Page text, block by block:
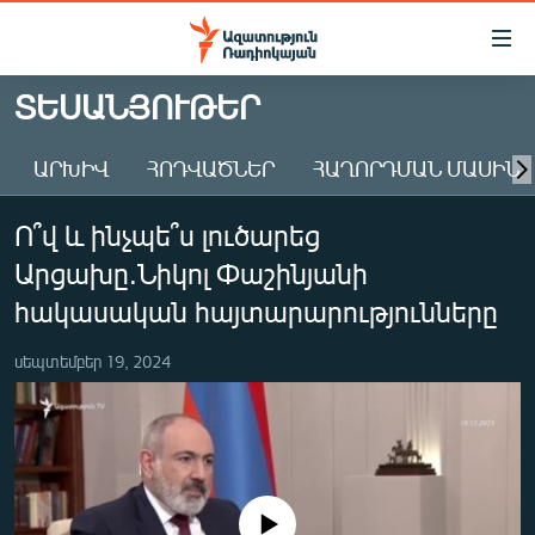
Մատչելիության
Անցնել
հիմնական
Անցնել
հիմնական
մենյուին
Որոնում
ԱԶԱՏՈՒԹՅՈՒՆ TV
ՀԱՅԱՍՏԱՆ
ԸՆՏՐՈՒԹՅՈՒՆՆԵՐ 2026
ԻՐԱՎՈՒՆՔ
ՏՆՏԵՍՈՒԹՅՈՒՆ
ՂԱՐԱԲԱՂ
ՊԱՏԵՐԱԶՄԻ 6 ՇԱԲԱԹՆԵՐԸ
ՏԱՐԱԾԱՇՐՋԱՆ
ՏԵՍԱՆՅՈՒԹԵՐ
ԱՐԽԻՎ ՀՈԴՎԱԾՆԵՐ ՀԱՂՈՐԴՄԱՆ ՄԱՍԻՆ
Ո՞վ և ինչպե՞ս լուծարեց
Արցախը.Նիկոլ Փաշինյանի
հակասական հայտարարությունները
սեպտեմբեր 19, 2024
No media source currently available